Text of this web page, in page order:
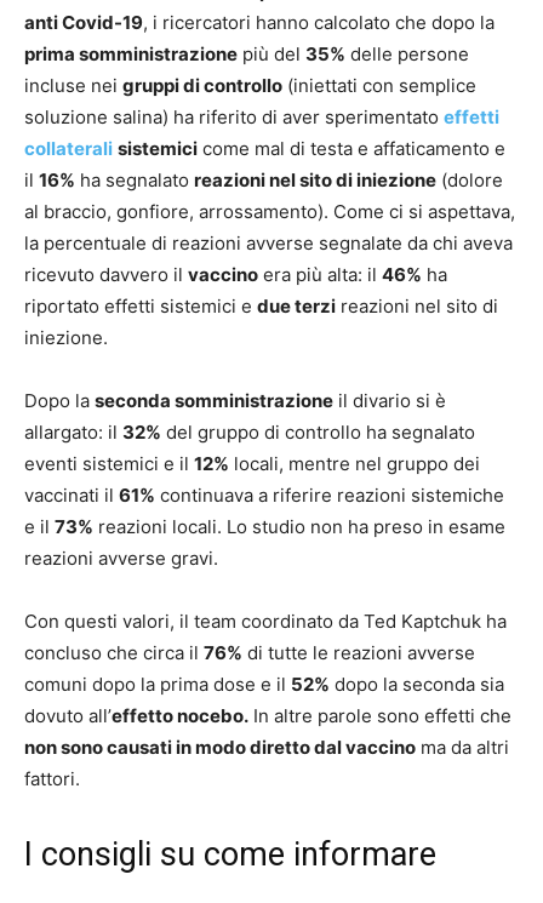
anti Covid-19, i ricercatori hanno calcolato che dopo la
prima somministrazione più del 35% delle persone
incluse nei gruppi di controllo (iniettati con semplice
soluzione salina) ha riferito di aver sperimentato effetti
collaterali sistemici come mal di testa e affaticamento e
il 16% ha segnalato reazioni nel sito di iniezione (dolore
al braccio, gonfiore, arrossamento). Come ci si aspettava,
la percentuale di reazioni avverse segnalate da chi aveva
ricevuto davvero il vaccino era più alta: il 46% ha
riportato effetti sistemici e due terzi reazioni nel sito di
iniezione.
Dopo la seconda somministrazione il divario si è
allargato: il 32% del gruppo di controllo ha segnalato
eventi sistemici e il 12% locali, mentre nel gruppo dei
vaccinati il 61% continuava a riferire reazioni sistemiche
e il 73% reazioni locali. Lo studio non ha preso in esame
reazioni avverse gravi.
Con questi valori, il team coordinato da Ted Kaptchuk ha
concluso che circa il 76% di tutte le reazioni avverse
comuni dopo la prima dose e il 52% dopo la seconda sia
dovuto all’effetto nocebo. In altre parole sono effetti che
non sono causati in modo diretto dal vaccino ma da altri
fattori.
I consigli su come informare